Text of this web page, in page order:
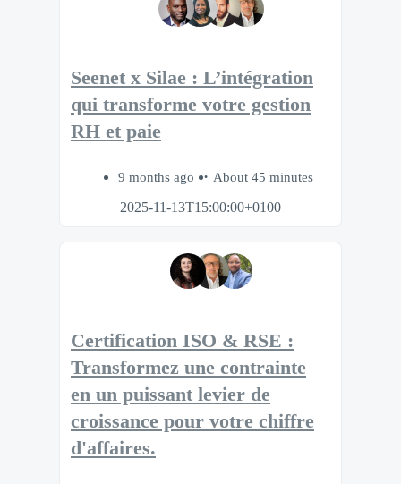
Seenet x Silae : L’intégration
qui transforme votre gestion
RH et paie
9 months ago
About 45 minutes
2025-11-13T15:00:00+0100
Certification ISO & RSE :
Transformez une contrainte
en un puissant levier de
croissance pour votre chiffre
d'affaires.